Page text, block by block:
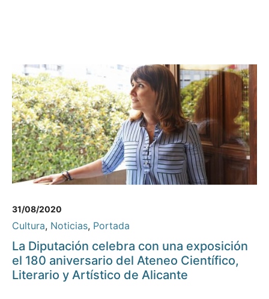
31/08/2020
Cultura, Noticias, Portada
La Diputación celebra con una exposición
el 180 aniversario del Ateneo Científico,
Literario y Artístico de Alicante